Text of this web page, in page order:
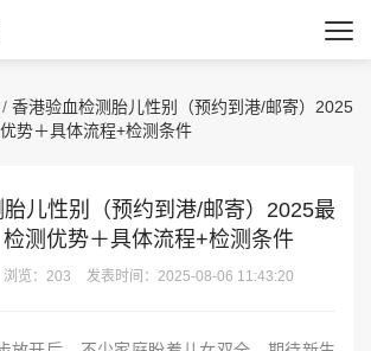
/ 香港验血检测胎儿性别（预约到港/邮寄）2025
势＋具体流程+检测条件
儿性别（预约到港/邮寄）2025最
测优势＋具体流程+检测条件
浏览：203 发表时间：2025-08-06 11:43:20